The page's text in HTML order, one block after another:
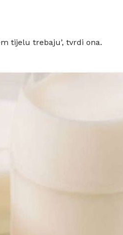
tijelu trebaju’, tvrdi ona.